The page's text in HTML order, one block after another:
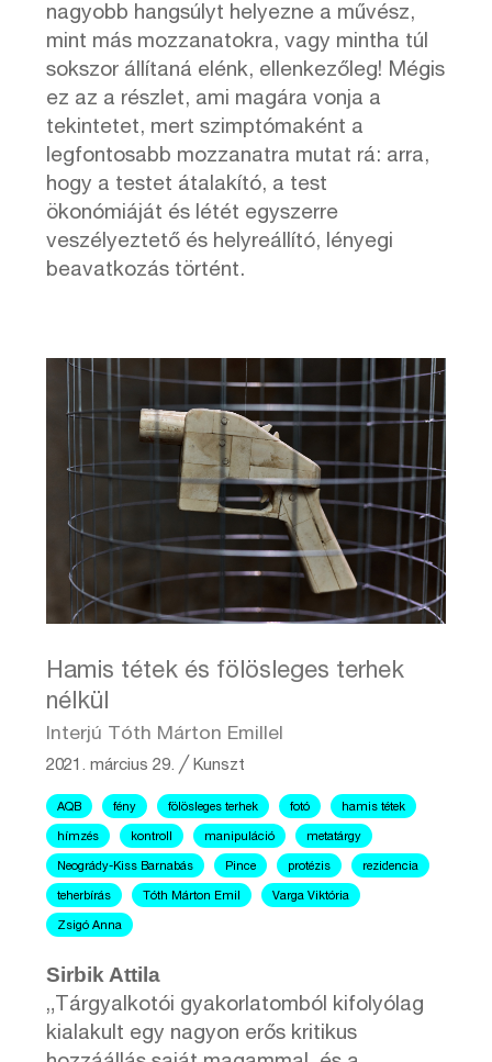
nagyobb hangsúlyt helyezne a művész,
mint más mozzanatokra, vagy mintha túl
sokszor állítaná elénk, ellenkezőleg! Mégis
ez az a részlet, ami magára vonja a
tekintetet, mert szimptómaként a
legfontosabb mozzanatra mutat rá: arra,
hogy a testet átalakító, a test
ökonómiáját és létét egyszerre
veszélyeztető és helyreállító, lényegi
beavatkozás történt.
Hamis tétek és fölösleges terhek
nélkül
Interjú Tóth Márton Emillel
2021. március 29. ╱Kunszt
AQB fény fölösleges terhek fotó hamis tétek
hímzés kontroll manipuláció metatárgy
Neogrády-Kiss Barnabás Pince protézis rezidencia
teherbírás Tóth Márton Emil Varga Viktória
Zsigó Anna
Sirbik Attila
„Tárgyalkotói gyakorlatomból kifolyólag
kialakult egy nagyon erős kritikus